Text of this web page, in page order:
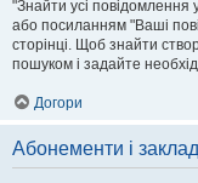
"Знайти усі повідомлення
або посиланням "Ваші
сторінці. Щоб знайти
пошуком і задайте
Догори
Абонементи і